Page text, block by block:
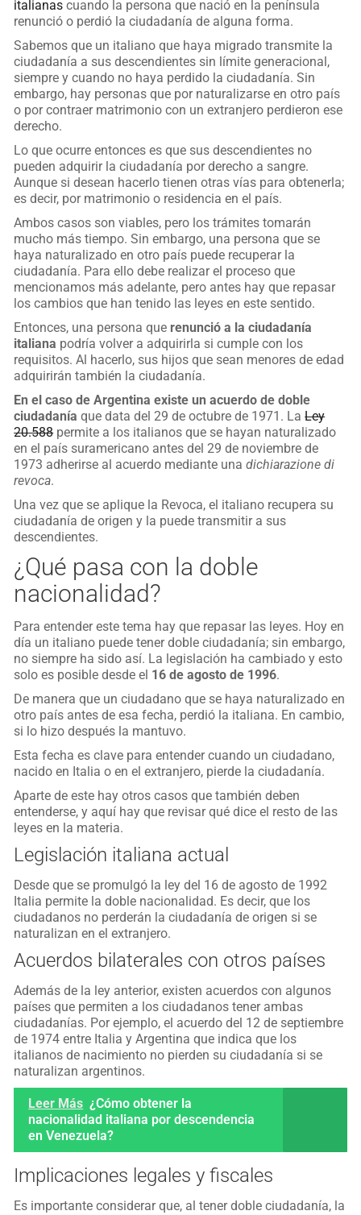
italianas cuando la persona que nació en la península
renunció o perdió la ciudadanía de alguna forma.
Sabemos que un italiano que haya migrado transmite la
ciudadanía a sus descendientes sin límite generacional,
siempre y cuando no haya perdido la ciudadanía. Sin
embargo, hay personas que por naturalizarse en otro país
o por contraer matrimonio con un extranjero perdieron ese
derecho.
Lo que ocurre entonces es que sus descendientes no
pueden adquirir la ciudadanía por derecho a sangre.
Aunque si desean hacerlo tienen otras vías para obtenerla;
es decir, por matrimonio o residencia en el país.
Ambos casos son viables, pero los trámites tomarán
mucho más tiempo. Sin embargo, una persona que se
haya naturalizado en otro país puede recuperar la
ciudadanía. Para ello debe realizar el proceso que
mencionamos más adelante, pero antes hay que repasar
los cambios que han tenido las leyes en este sentido.
Entonces, una persona que renunció a la ciudadanía
italiana podría volver a adquirirla si cumple con los
requisitos. Al hacerlo, sus hijos que sean menores de edad
adquirirán también la ciudadanía.
En el caso de Argentina existe un acuerdo de doble
ciudadanía que data del 29 de octubre de 1971. LaLey
20.588permite a los italianos que se hayan naturalizado
en el país suramericano antes del 29 de noviembre de
1973 adherirse al acuerdo mediante unadichiarazione di
revoca.
Una vez que se aplique la Revoca, el italiano recupera su
ciudadanía de origen y la puede transmitir a sus
descendientes.
¿Qué pasa con la doble
nacionalidad?
Para entender este tema hay que repasar las leyes. Hoy en
día un italiano puede tener doble ciudadanía; sin embargo,
no siempre ha sido así. La legislación ha cambiado y esto
solo es posible desde el 16 de agosto de 1996.
De manera que un ciudadano que se haya naturalizado en
otro país antes de esa fecha, perdió la italiana. En cambio,
si lo hizo después la mantuvo.
Esta fecha es clave para entender cuando un ciudadano,
nacido en Italia o en el extranjero, pierde la ciudadanía.
Aparte de este hay otros casos que también deben
entenderse, y aquí hay que revisar qué dice el resto de las
leyes en la materia.
Legislación italiana actual
Desde que se promulgó la ley del 16 de agosto de 1992
Italia permite la doble nacionalidad. Es decir, que los
ciudadanos no perderán la ciudadanía de origen si se
naturalizan en el extranjero.
Acuerdos bilaterales con otros países
Además de la ley anterior, existen acuerdos con algunos
países que permiten a los ciudadanos tener ambas
ciudadanías. Por ejemplo, el acuerdo del 12 de septiembre
de 1974 entre Italia y Argentina que indica que los
italianos de nacimiento no pierden su ciudadanía si se
naturalizan argentinos.
Leer Más ¿Cómo obtener la
nacionalidad italiana por descendencia
en Venezuela?
Implicaciones legales y fiscales
Es importante considerar que, al tener doble ciudadanía, la